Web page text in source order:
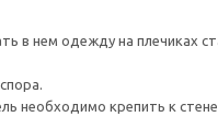
в нем одежду на плечиках
крепить к